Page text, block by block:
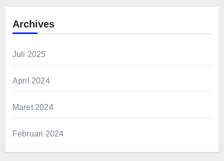
Archives
Juli 2025
April 2024
Maret 2024
Februari 2024